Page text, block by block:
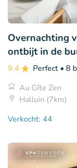
Overnachting
ontbijt in de
9.4 Perfect • 8
Au Gîte Zen
Halluin (7km)
Verkocht: 44